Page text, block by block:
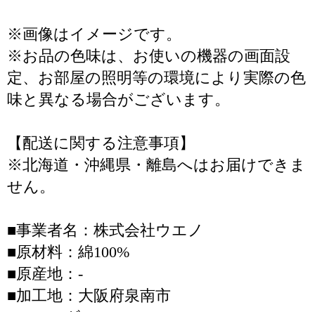
※画像はイメージです。
※お品の色味は、お使いの機器の画面設
定、お部屋の照明等の環境により実際の色
味と異なる場合がございます。
【配送に関する注意事項】
※北海道・沖縄県・離島へはお届けできま
せん。
■事業者名：株式会社ウエノ
■原材料：綿100%
■原産地：-
■加工地：大阪府泉南市